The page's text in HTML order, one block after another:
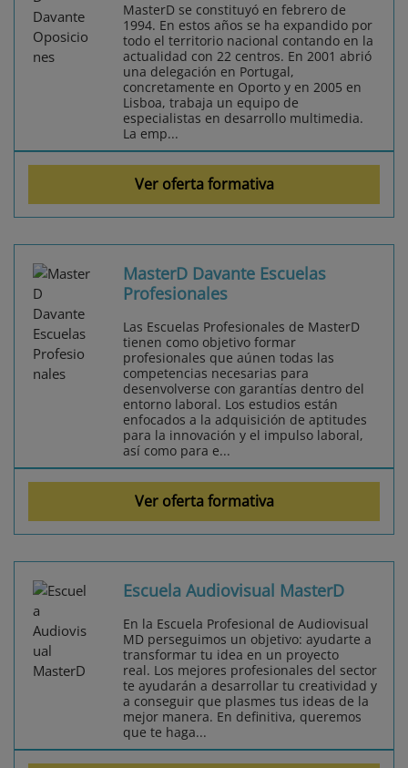
MasterD se constituyó en febrero de
1994. En estos años se ha expandido por
todo el territorio nacional contando en la
actualidad con 22 centros. En 2001 abrió
una delegación en Portugal,
concretamente en Oporto y en 2005 en
Lisboa, trabaja un equipo de
especialistas en desarrollo multimedia.
La emp...
Ver oferta formativa
MasterD Davante Escuelas
Profesionales
Las Escuelas Profesionales de MasterD
tienen como objetivo formar
profesionales que aúnen todas las
competencias necesarias para
desenvolverse con garantías dentro del
entorno laboral. Los estudios están
enfocados a la adquisición de aptitudes
para la innovación y el impulso laboral,
así como para e...
Ver oferta formativa
Escuela Audiovisual MasterD
En la Escuela Profesional de Audiovisual
MD perseguimos un objetivo: ayudarte a
transformar tu idea en un proyecto
real. Los mejores profesionales del sector
te ayudarán a desarrollar tu creatividad y
a conseguir que plasmes tus ideas de la
mejor manera. En definitiva, queremos
que te haga...